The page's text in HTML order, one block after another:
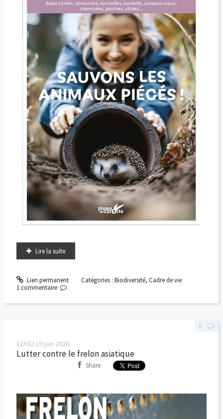
Lire la suite
Lien permanent Catégories : Biodiversité, Cadre de vie
1 commentaire
11h02 19 juin 2026
Lutter contre le frelon asiatique
Share
0